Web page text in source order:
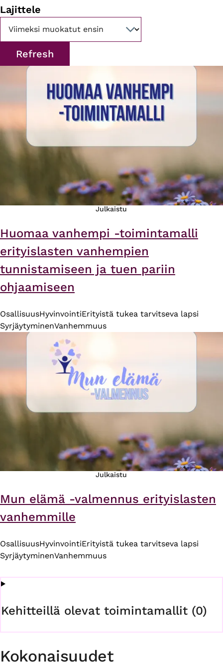
Lajittele
Julkaistu
Huomaa vanhempi -toimintamalli
erityislasten vanhempien
tunnistamiseen ja tuen pariin
ohjaamiseen
OsallisuusHyvinvointiErityistä tukea tarvitseva lapsi
SyrjäytyminenVanhemmuus
Julkaistu
Mun elämä -valmennus erityislasten
vanhemmille
OsallisuusHyvinvointiErityistä tukea tarvitseva lapsi
SyrjäytyminenVanhemmuus
Kehitteillä olevat toimintamallit (0)
Kokonaisuudet